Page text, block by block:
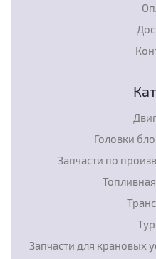
Головки
Запчасти по
Запчасти для крановых